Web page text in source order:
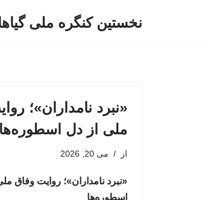
نخستین کنگره ملی
«نبرد نامداران»؛
ملی از دل اسطوره‌ها
از می 20, 2026
«نبرد نامداران»؛ روایت وفاق
اسطوره‌ها